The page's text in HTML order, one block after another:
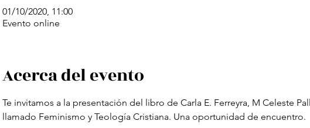
01/10/2020, 11:00
Evento online
Acerca del evento
Te invitamos a la presentación del libro de Carla E. Ferreyra, M Celeste
llamado Feminismo y Teología Cristiana. Una oportunidad de encuentro.